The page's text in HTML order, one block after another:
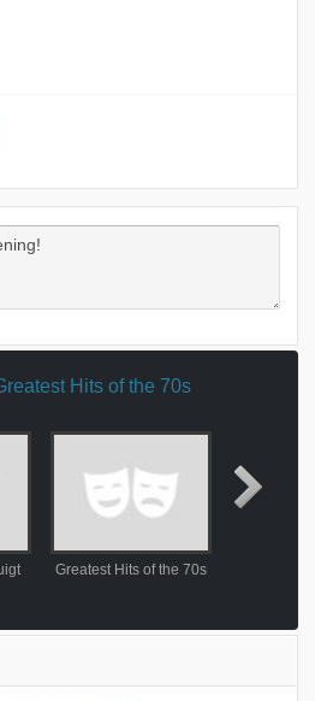
Hits of the 70s
Greatest Hits of the 70s